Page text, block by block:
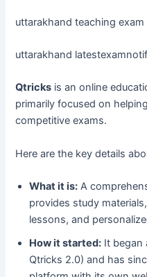
uttarakhand teaching exam
uttarakhand
Qtricks is an online
primarily focused on
competitive exams.
Here are the key details
What it is: A
provides study
lessons, and
How it started: It began
Qtricks 2.0) and has